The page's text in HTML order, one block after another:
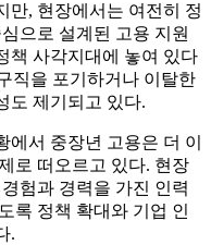
만, 현장에서는 여전히 정
으로 설계된 고용 지원
책 사각지대에 놓여 있다
직을 포기하거나 이탈한
도 제기되고 있다.
서 중장년 고용은 더 이
로 떠오르고 있다. 현장
험과 경력을 가진 인력
록 정책 확대와 기업 인
.